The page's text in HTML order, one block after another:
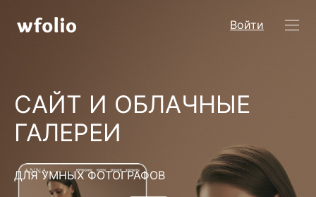
Войти
САЙТ И ОБЛАЧНЫЕ
ГАЛЕРЕИ
ДЛЯ УМНЫХ ФОТОГРАФОВ